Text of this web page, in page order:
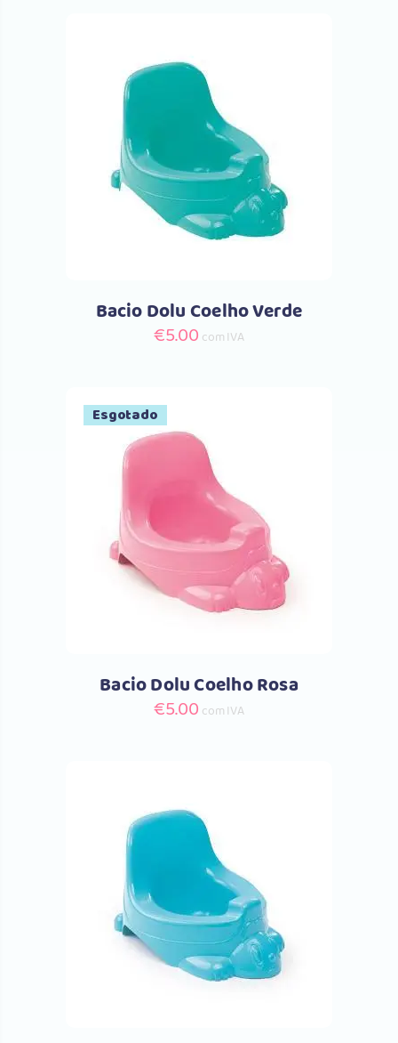
Comprar
Bacio Dolu Coelho Verde
€5.00 com IVA
Esgotado
Comprar
Bacio Dolu Coelho Rosa
€5.00 com IVA
Comprar